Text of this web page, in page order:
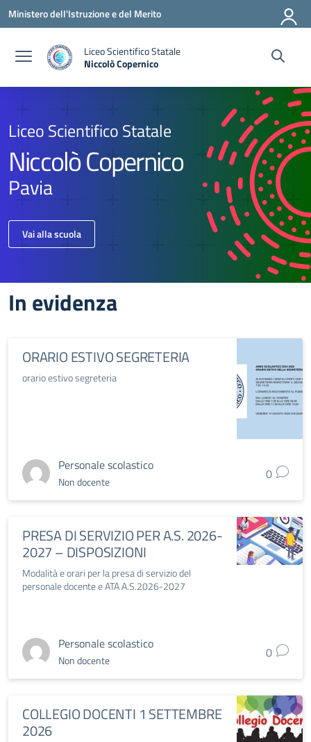
Vai ai contenuti
Vai al menu di navigazione
Vai al footer
Ministero dell'Istruzione e del Merito
Liceo Scientifico Statale
Niccolò Copernico
Liceo Scientifico Statale
Niccolò Copernico
Pavia
Vai alla scuola
In evidenza
ORARIO ESTIVO SEGRETERIA
orario estivo segreteria
Personale scolastico
Non docente 0
PRESA DI SERVIZIO PER A.S. 2026-
2027 – DISPOSIZIONI
Modalità e orari per la presa di servizio del
personale docente e ATA A.S.2026-2027
Personale scolastico
Non docente 0
COLLEGIO DOCENTI 1 SETTEMBRE
2026